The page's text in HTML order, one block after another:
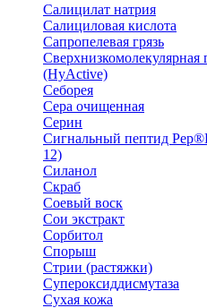
Салицилат натрия
Салициловая кислота
Сапропелевая грязь
Сверхнизкомолекулярная
(HyActive)
Себорея
Сера очищенная
Серин
Сигнальный пептид
12)
Силанол
Скраб
Соевый воск
Сои экстракт
Сорбитол
Спорыш
Стрии (растяжки)
Супероксиддисмутаза
Сухая кожа